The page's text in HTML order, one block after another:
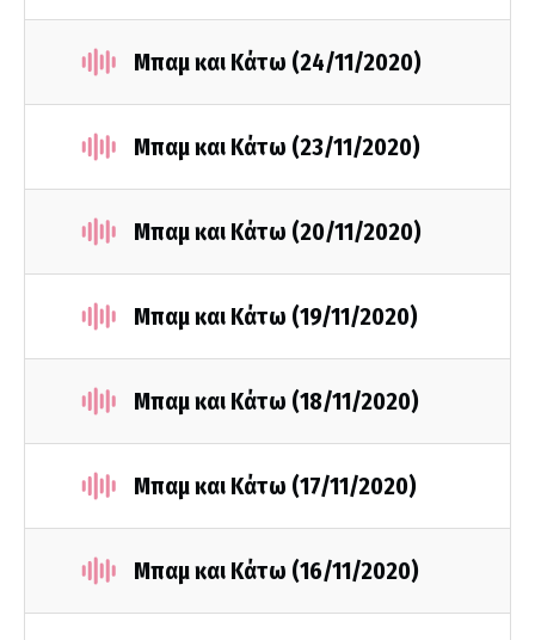
Μπαμ και Κάτω (24/11/2020)
Μπαμ και Κάτω (23/11/2020)
Μπαμ και Κάτω (20/11/2020)
Μπαμ και Κάτω (19/11/2020)
Μπαμ και Κάτω (18/11/2020)
Μπαμ και Κάτω (17/11/2020)
Μπαμ και Κάτω (16/11/2020)